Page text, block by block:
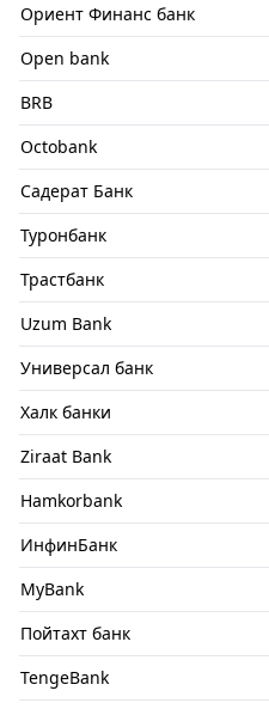
Ориент Финанс банк
Open bank
BRB
Octobank
Садерат Банк
Туронбанк
Трастбанк
Uzum Bank
Универсал банк
Халк банки
Ziraat Bank
Hamkorbank
ИнфинБанк
MyBank
Пойтахт банк
TengeBank